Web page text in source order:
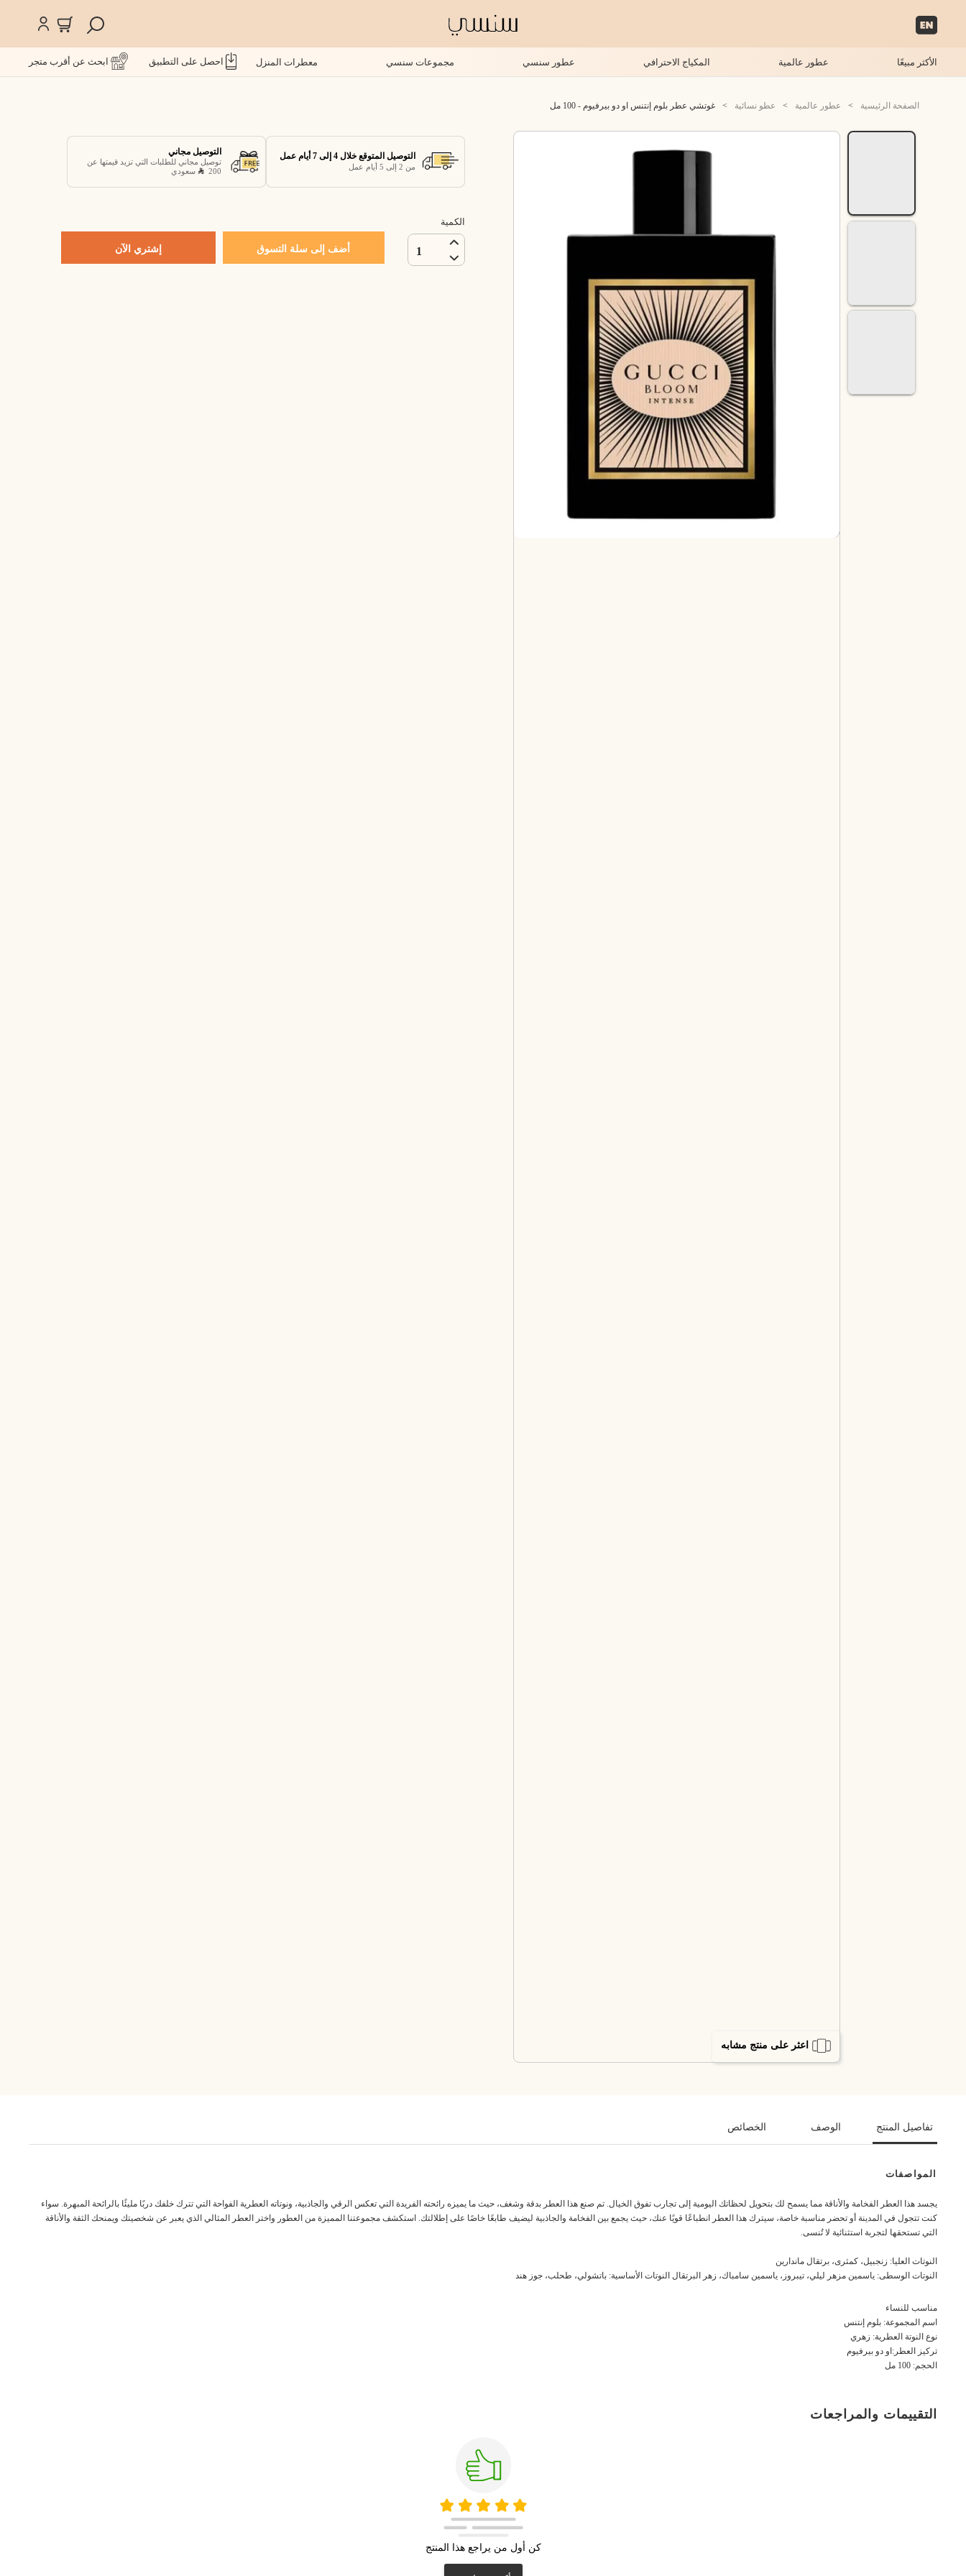
الأكثر مبيعًا عطور عالمية المكياج الاحترافي عطور سنسي مجموعات سنسي معطرات المنزل احصل على التطبيق ابحث عن أقرب متجر
الصفحة الرئيسية > عطور عالمية > عطو نسائية > غوتشي عطر بلوم إنتنس او دو بيرفيوم - 100 مل
اعثر على منتج مشابه
التوصيل المتوقع خلال 4 إلى 7 أيام عمل
من 2 إلى 5 أيام عمل
التوصيل مجاني
توصيل مجاني للطلبات التي تزيد قيمتها عن
200
سعودي
الكمية
1 أضف إلى سلة التسوق إشتري الآن
تفاصيل المنتج الوصف الخصائص
المواصفات
يجسد هذا العطر الفخامة والأناقة مما يسمح لك بتحويل لحظاتك اليومية إلى تجارب تفوق الخيال. تم صنع هذا العطر بدقة وشغف، حيث ما يميزه رائحته الفريدة التي تعكس الرقي والجاذبية، ونوتاته العطرية الفواحة التي تترك خلفك دربًا مليئًا بالرائحة المبهرة. سواء
كنت تتجول في المدينة أو تحضر مناسبة خاصة، سيترك هذا العطر انطباعًا قويًا عنك، حيث يجمع بين الفخامة والجاذبية ليضيف طابعًا خاصًا على إطلالتك. استكشف مجموعتنا المميزة من العطور واختر العطر المثالي الذي يعبر عن شخصيتك ويمنحك الثقة والأناقة
التي تستحقها لتجربة استثنائية لا تُنسى.
النوتات العليا: زنجبيل، كمثرى، برتقال ماندارين
النوتات الوسطى: ياسمين مزهر ليلي، تيبروز، ياسمين سامباك، زهر البرتقال النوتات الأساسية: باتشولي، طحلب، جوز هند
مناسب للنساء
اسم المجموعة: بلوم إنتنس
نوع النوتة العطرية: زهري
تركيز العطر:او دو بيرفيوم
الحجم: 100 مل
التقييمات والمراجعات
كن أول من يراجع هذا المنتج